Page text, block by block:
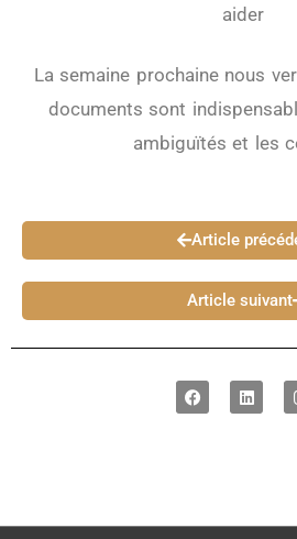
aider
La semaine prochaine nous
documents sont
ambiguïtés et les
Article
Article suivant
F
a
c
L
i
n